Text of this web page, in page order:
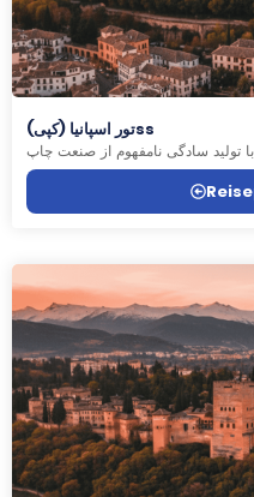
تور اسپانیا (کپی)ss
تولید سادگی نامفهوم از صنعت چاپ